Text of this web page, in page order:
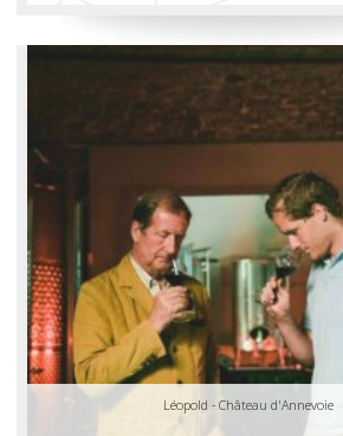
Anthony & Vincent - Ferme Tri Dieu
Léopold - Château d'Annevoie